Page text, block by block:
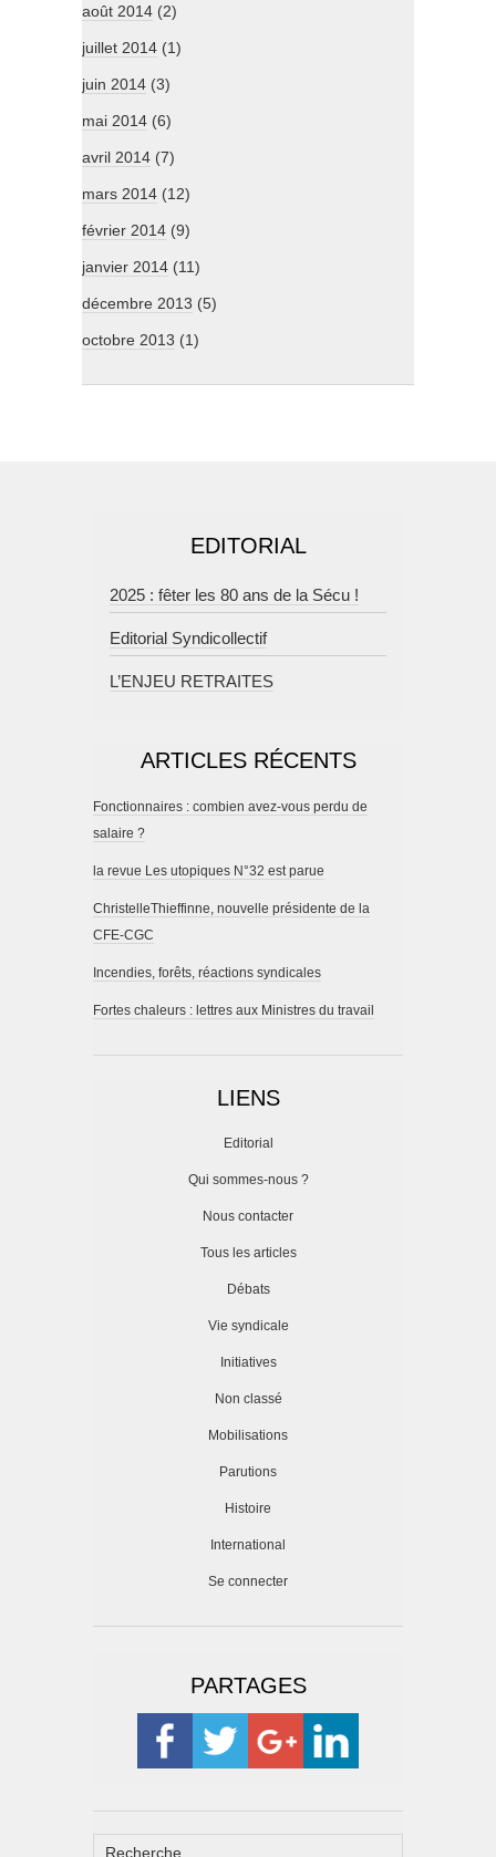
août 2014 (2)
juillet 2014 (1)
juin 2014 (3)
mai 2014 (6)
avril 2014 (7)
mars 2014 (12)
février 2014 (9)
janvier 2014 (11)
décembre 2013 (5)
octobre 2013 (1)
EDITORIAL
2025 : fêter les 80 ans de la Sécu !
Editorial Syndicollectif
L’ENJEU RETRAITES
ARTICLES RÉCENTS
Fonctionnaires : combien avez-vous perdu de
salaire ?
la revue Les utopiques N°32 est parue
ChristelleThieffinne, nouvelle présidente de la
CFE-CGC
Incendies, forêts, réactions syndicales
Fortes chaleurs : lettres aux Ministres du travail
LIENS
Editorial
Qui sommes-nous ?
Nous contacter
Tous les articles
Débats
Vie syndicale
Initiatives
Non classé
Mobilisations
Parutions
Histoire
International
Se connecter
PARTAGES